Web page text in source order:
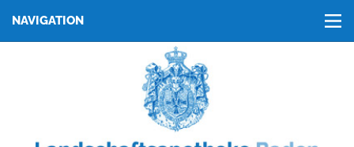
NAVIGATION